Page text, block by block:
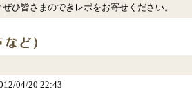
ひ皆さまのできレポをお寄せください。
04/20 22:43